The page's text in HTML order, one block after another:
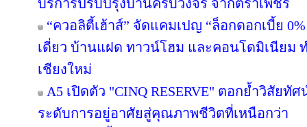
บริการปรับปรุงบ้านครบวงจร จากตราเพชร
“ควอลิตี้เฮ้าส์” จัดแคมเปญ “ล็อกดอกเบี้ย
เดี่ยว บ้านแฝด ทาวน์โฮม และคอนโดมิเนียม
เชียงใหม่
A5 เปิดตัว "CINQ RESERVE" ตอกย้ำวิสัยทัศ
ระดับการอยู่อาศัยสู่คุณภาพชีวิตที่เหนือกว่า